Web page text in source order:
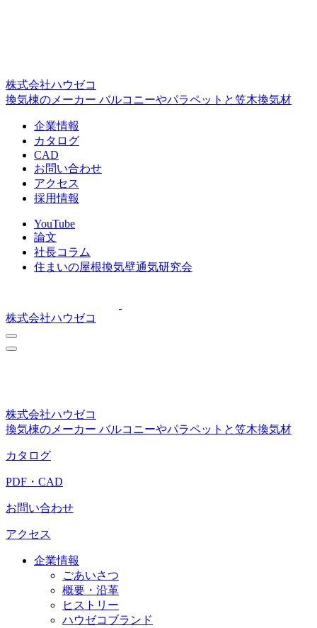
株式会社ハウゼコ
換気棟のメーカー バルコニーやパラペットと笠木換気材
企業情報
カタログ
CAD
お問い合わせ
アクセス
採用情報
YouTube
論文
社長コラム
住まいの屋根換気壁通気研究会
株式会社ハウゼコ
株式会社ハウゼコ
換気棟のメーカー バルコニーやパラペットと笠木換気材
カタログ
PDF・CAD
お問い合わせ
アクセス
企業情報
ごあいさつ
概要・沿革
ヒストリー
ハウゼコブランド